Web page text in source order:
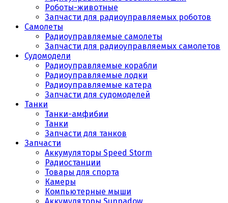
Роботы-животные
Запчасти для радиоуправляемых роботов
Самолеты
Радиоуправляемые самолеты
Запчасти для радиоуправляемых самолетов
Судомодели
Радиоуправляемые корабли
Радиоуправляемые лодки
Радиоуправляемые катера
Запчасти для судомоделей
Танки
Танки-амфибии
Танки
Запчасти для танков
Запчасти
Аккумуляторы Speed Storm
Радиостанции
Товары для спорта
Камеры
Компьютерные мыши